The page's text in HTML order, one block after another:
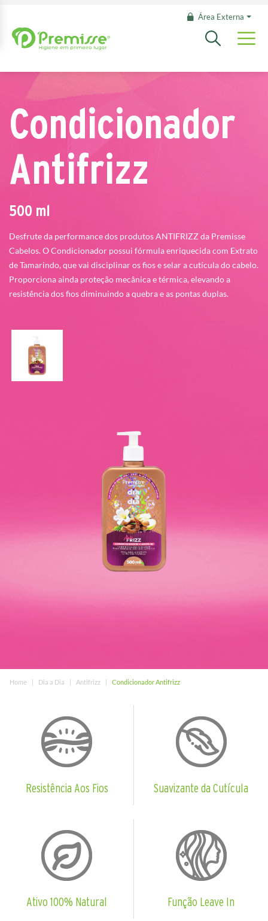
Área Externa
Condicionador
Antifrizz
500 ml
Desfrute da performance dos produtos ANTIFRIZZ da Premisse
Cabelos. O Condicionador possui fórmula enriquecida com Extrato
de Tamarindo, que vai disciplinar os fios e selar a cutícula do cabelo.
Proporciona ainda proteção mecânica e térmica, elevando a
resistência dos fios diminuindo a quebra e as pontas duplas.
Home Dia a Dia Antifrizz Condicionador Antifrizz
Resistência Aos Fios Suavizante da Cutícula
Ativo 100% Natural Função Leave In